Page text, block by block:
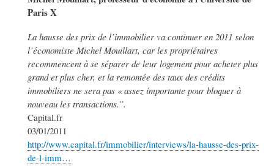
Paris X
La hausse des prix de l’immobilier va continuer en 2011 selon
l’économiste Michel Mouillart, car les propriétaires
recommencent à se séparer de leur logement pour acheter plus
grand et plus cher, et la remontée des taux des crédits
immobiliers ne sera pas « assez importante pour bloquer à
nouveau les transactions.”.
Capital.fr
03/01/2011
http://www.capital.fr/immobilier/interviews/la-hausse-des-prix-
de-l-imm…